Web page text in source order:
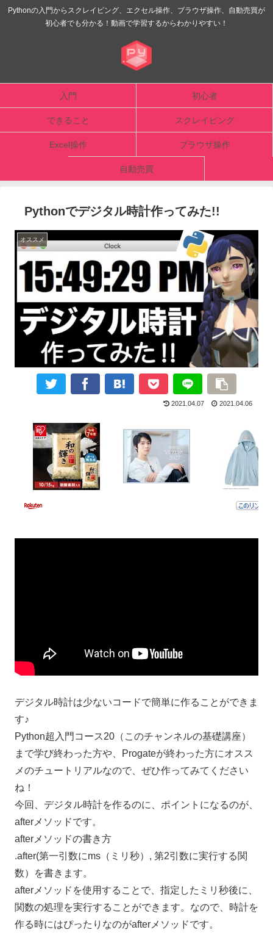
Pythonの入門からスクレイピング、エクセル操作、ブラウザ操作、自動売買が
初心者でも分かる！動画で学習するからわかりやすい！
入門 初心者
できること スクレイピング
Excel操作 ブラウザ操作
自動売買
Pythonでデジタル時計作ってみた!!
オススメ
2021.04.07 2021.04.06
デジタル時計は少ないコードで簡単に作ることができま
す♪
Python超入門コース20（このチャンネルの基礎講座）
まで学び終わった方や、Progateが終わった方にオスス
メのチュートリアルなので、ぜひ作ってみてください
ね！
今回、デジタル時計を作るのに、ポイントになるのが、
afterメソッドです。
afterメソッドの書き方
.after(第一引数にms（ミリ秒）, 第2引数に実行する関
数）を書きます。
afterメソッドを使用することで、指定したミリ秒後に、
関数の処理を実行することができます。なので、時計を
作る時にはぴったりなのがafterメソッドです。